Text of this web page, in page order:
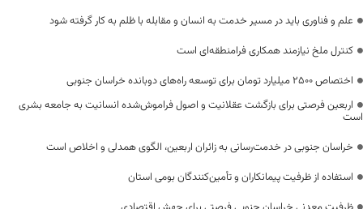
علم و فناوری باید در مسیر خدمت به انسان و مقابله با ظلم به کار گرفته شود
کنترل ملخ نیازمند همکاری فرامنطقه‌ای است
اختصاص 2500 میلیارد تومان برای توسعه راه‌های دوبانده خراسان جنوبی
اربعین فرصتی برای بازگشت عقلانیت و اصول فراموش‌شده انسانیت به جامعه بشری
است
خراسان جنوبی در خدمت‌رسانی به زائران اربعین، الگوی همدلی و اخلاص است
استفاده از ظرفیت پیمانکاران و تأمین‌کنندگان بومی استان